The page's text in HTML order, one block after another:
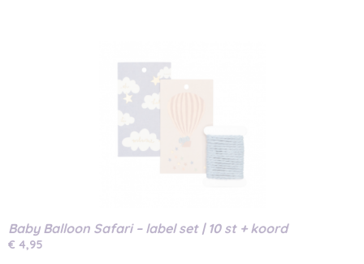
Baby Balloon Safari – label set | 10 st + koord
€ 4,95